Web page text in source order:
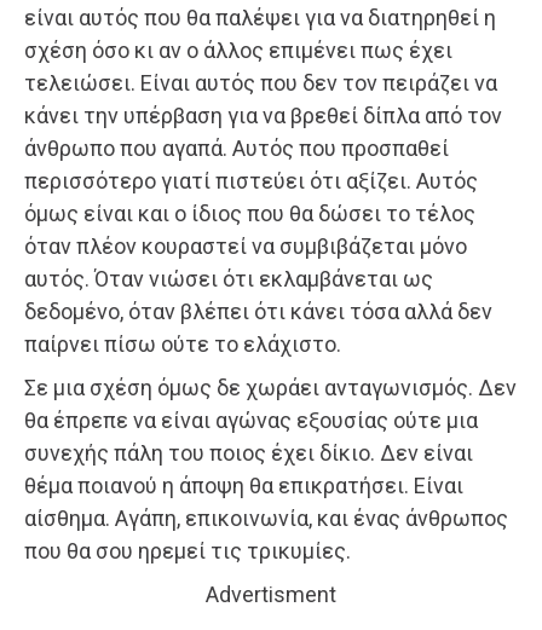
είναι αυτός που θα παλέψει για να διατηρηθεί η
σχέση όσο κι αν ο άλλος επιμένει πως έχει
τελειώσει. Είναι αυτός που δεν τον πειράζει να
κάνει την υπέρβαση για να βρεθεί δίπλα από τον
άνθρωπο που αγαπά. Αυτός που προσπαθεί
περισσότερο γιατί πιστεύει ότι αξίζει. Αυτός
όμως είναι και ο ίδιος που θα δώσει το τέλος
όταν πλέον κουραστεί να συμβιβάζεται μόνο
αυτός. Όταν νιώσει ότι εκλαμβάνεται ως
δεδομένο, όταν βλέπει ότι κάνει τόσα αλλά δεν
παίρνει πίσω ούτε το ελάχιστο.
Σε μια σχέση όμως δε χωράει ανταγωνισμός. Δεν
θα έπρεπε να είναι αγώνας εξουσίας ούτε μια
συνεχής πάλη του ποιος έχει δίκιο. Δεν είναι
θέμα ποιανού η άποψη θα επικρατήσει. Είναι
αίσθημα. Αγάπη, επικοινωνία, και ένας άνθρωπος
που θα σου ηρεμεί τις τρικυμίες.
Advertisment